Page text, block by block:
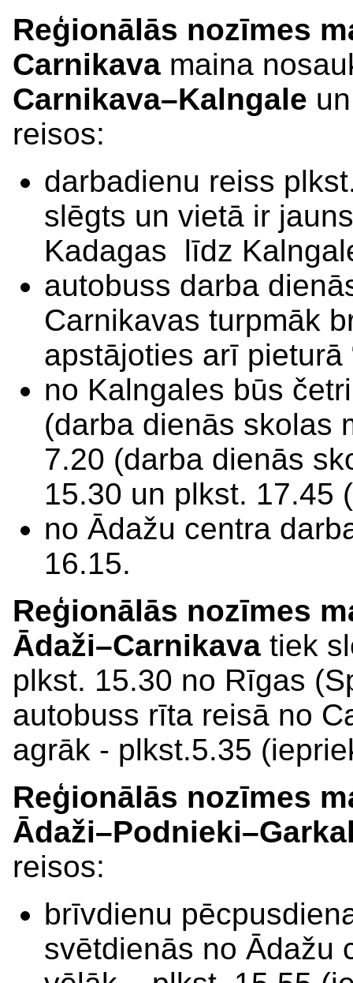
Reģionālās nozīmes
Carnikava maina
Carnikava–Kalngale
reisos:
darbadienu reiss
slēgts un vietā ir
Kadagas līdz
autobuss darba
Carnikavas turpmāk
apstājoties arī pieturā
no Kalngales būs
(darba dienās skolas
7.20 (darba dienās
15.30 un plkst. 17.45
no Ādažu centra
16.15.
Reģionālās nozīmes
Ādaži–Carnikava tiek
plkst. 15.30 no Rīgas
autobuss rīta reisā no
agrāk - plkst.5.35
Reģionālās nozīmes
reisos:
brīvdienu
svētdienās no Ādažu